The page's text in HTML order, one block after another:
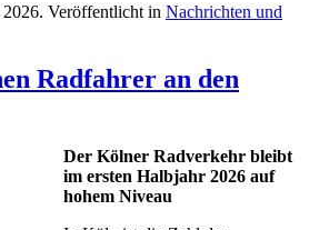
2026. Veröffentlicht in Nachrichten und
Radfahrer an den
Der Kölner Radverkehr bleibt
im ersten Halbjahr 2026 auf
hohem Niveau